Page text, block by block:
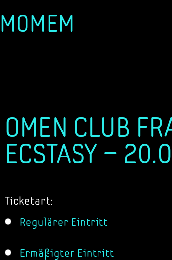
Zum
MOMEM
OMEN CLUB
ECSTASY –
Ticketart:
Regulärer Eintritt
Ermäßigter Eintritt